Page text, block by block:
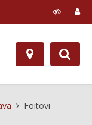
Foitovi